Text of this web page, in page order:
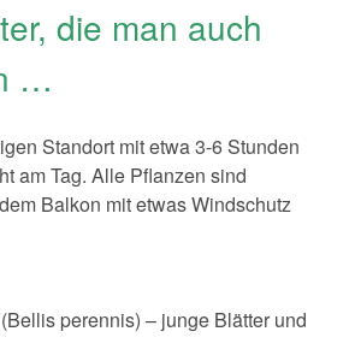
die man auch
…
Standort mit etwa 3-6 Stunden
am Tag. Alle Pflanzen sind
Balkon mit etwas Windschutz
(Bellis perennis) – junge Blätter und